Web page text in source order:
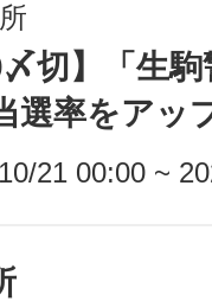
〆切】「生
選率をアッ
21 00:00 ~
SMS
地域に